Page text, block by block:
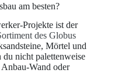
am besten?
Projekte ist der
des Globus
Mörtel und
du nicht palettenweise
Wand oder